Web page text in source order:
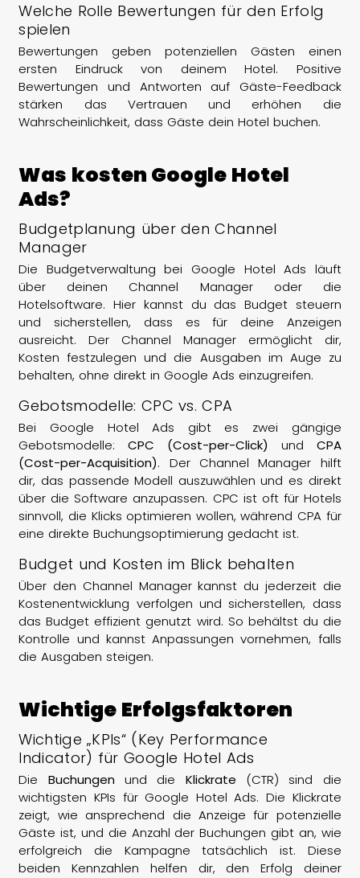
Welche Rolle Bewertungen für den Erfolg
spielen
Bewertungen geben potenziellen Gästen einen
ersten Eindruck von deinem Hotel. Positive
Bewertungen und Antworten auf Gäste-Feedback
stärken das Vertrauen und erhöhen die
Wahrscheinlichkeit, dass Gäste dein Hotel buchen.
Was kosten Google Hotel
Ads?
Budgetplanung über den Channel
Manager
Die Budgetverwaltung bei Google Hotel Ads läuft
über deinen Channel Manager oder die
Hotelsoftware. Hier kannst du das Budget steuern
und sicherstellen, dass es für deine Anzeigen
ausreicht. Der Channel Manager ermöglicht dir,
Kosten festzulegen und die Ausgaben im Auge zu
behalten, ohne direkt in Google Ads einzugreifen.
Gebotsmodelle: CPC vs. CPA
Bei Google Hotel Ads gibt es zwei gängige
Gebotsmodelle:CPC (Cost-per-Click) und CPA
(Cost-per-Acquisition). Der Channel Manager hilft
dir, das passende Modell auszuwählen und es direkt
über die Software anzupassen. CPC ist oft für Hotels
sinnvoll, die Klicks optimieren wollen, während CPA für
eine direkte Buchungsoptimierung gedacht ist.
Budget und Kosten im Blick behalten
Über den Channel Manager kannst du jederzeit die
Kostenentwicklung verfolgen und sicherstellen, dass
das Budget effizient genutzt wird. So behältst du die
Kontrolle und kannst Anpassungen vornehmen, falls
die Ausgaben steigen.
Wichtige Erfolgsfaktoren
Wichtige „KPIs“ (Key Performance
Indicator) für Google Hotel Ads
Die Buchungenund die Klickrate (CTR) sind die
wichtigsten KPIs für Google Hotel Ads. Die Klickrate
zeigt, wie ansprechend die Anzeige für potenzielle
Gäste ist, und die Anzahl der Buchungen gibt an, wie
erfolgreich die Kampagne tatsächlich ist. Diese
beiden Kennzahlen helfen dir, den Erfolg deiner